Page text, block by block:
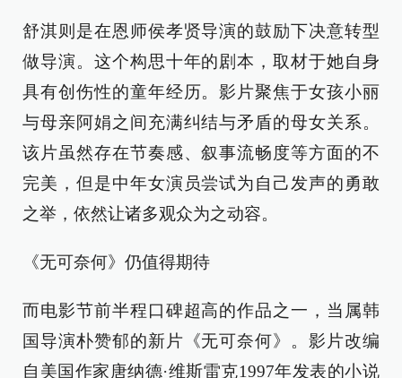
舒淇则是在恩师侯孝贤导演的鼓励下决意转型
做导演。这个构思十年的剧本，取材于她自身
具有创伤性的童年经历。影片聚焦于女孩小丽
与母亲阿娟之间充满纠结与矛盾的母女关系。
该片虽然存在节奏感、叙事流畅度等方面的不
完美，但是中年女演员尝试为自己发声的勇敢
之举，依然让诸多观众为之动容。
《无可奈何》仍值得期待
而电影节前半程口碑超高的作品之一，当属韩
国导演朴赞郁的新片《无可奈何》。影片改编
自美国作家唐纳德·维斯雷克1997年发表的小说